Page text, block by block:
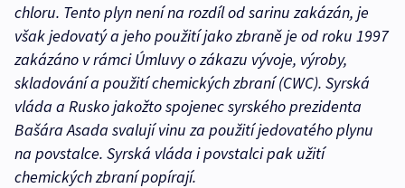
chloru. Tento plyn není na rozdíl od sarinu zakázán, je
však jedovatý a jeho použití jako zbraně je od roku 1997
zakázáno v rámci Úmluvy o zákazu vývoje, výroby,
skladování a použití chemických zbraní (CWC). Syrská
vláda a Rusko jakožto spojenec syrského prezidenta
Bašára Asada svalují vinu za použití jedovatého plynu
na povstalce. Syrská vláda i povstalci pak užití
chemických zbraní popírají.